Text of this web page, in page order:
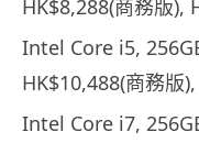
HK$8,288(商務版),
Intel Core i5,
HK$10,488(商務版
Intel Core i7,